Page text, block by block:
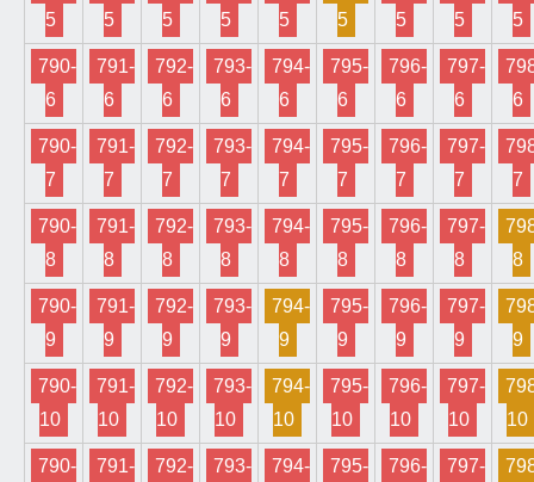
5
5
5
5
5
5
5
5
5
790-
6
791-
6
792-
6
793-
6
794-
6
795-
6
796-
6
797-
6
6
790-
7
791-
7
792-
7
793-
7
794-
7
795-
7
796-
7
797-
7
7
790-
8
791-
8
792-
8
793-
8
794-
8
795-
8
796-
8
797-
8
8
790-
9
791-
9
792-
9
793-
9
794-
9
795-
9
796-
9
797-
9
9
790-
10
791-
10
792-
10
793-
10
794-
10
795-
10
796-
10
797-
10
10
790-
791-
792-
793-
794-
795-
796-
797-